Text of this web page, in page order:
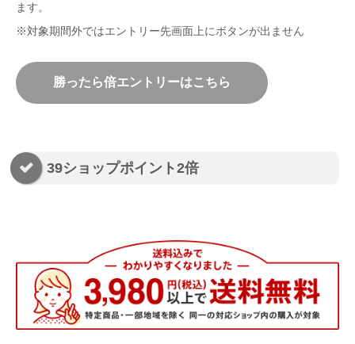
ます。
※対象期間外ではエントリー先画面上にボタンが出ません
勝ったら倍エントリーはこちら
39ショップポイント2倍